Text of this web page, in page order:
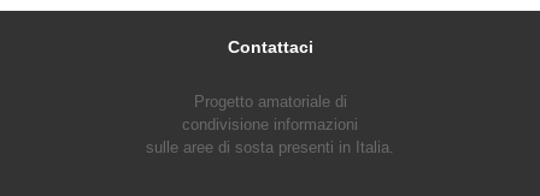
Contattaci
Progetto amatoriale di
condivisione informazioni
sulle aree di sosta presenti in Italia.